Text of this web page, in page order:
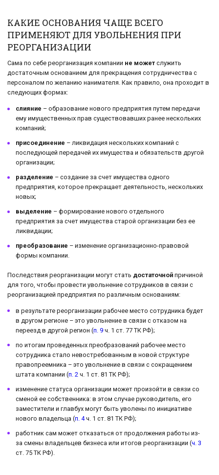
КАКИЕ ОСНОВАНИЯ ЧАЩЕ ВСЕГО
ПРИМЕНЯЮТ ДЛЯ УВОЛЬНЕНИЯ ПРИ
РЕОРГАНИЗАЦИИ
Сама по себе реорганизация компании не может служить
достаточным основанием для прекращения сотрудничества с
персоналом по желанию нанимателя. Как правило, она проходит в
следующих формах:
слияние – образование нового предприятия путем передачи
ему имущественных прав существовавших ранее нескольких
компаний;
присоединение – ликвидация нескольких компаний с
последующей передачей их имущества и обязательств другой
организации;
разделение – создание за счет имущества одного
предприятия, которое прекращает деятельность, нескольких
новых;
выделение – формирование нового отдельного
предприятия за счет имущества старой организации без ее
ликвидации;
преобразование – изменение организационно-правовой
формы компании.
Последствия реорганизации могут стать достаточной причиной
для того, чтобы провести увольнение сотрудников в связи с
реорганизацией предприятия по различным основаниям:
в результате реорганизации рабочее место сотрудника будет
в другом регионе – это увольнение в связи с отказом на
переезд в другой регион (п. 9 ч. 1 ст. 77 ТК РФ);
по итогам проведенных преобразований рабочее место
сотрудника стало невостребованным в новой структуре
правопреемника – это увольнение в связи с сокращением
штата компании (п. 2 ч. 1 ст. 81 ТК РФ);
изменение статуса организации может произойти в связи со
сменой ее собственника: в этом случае руководитель, его
заместители и главбух могут быть уволены по инициативе
нового владельца (п. 4ч. 1 ст. 81 ТК РФ);
работник сам может отказаться от продолжения работы из-
за смены владельцев бизнеса или итогов реорганизации (ч. 3
ст. 75 ТК РФ).